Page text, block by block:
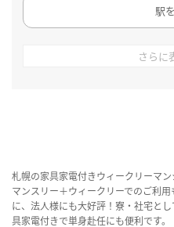
駅
さらに
札幌の家具家電付きウィークリーマ
マンスリー＋ウィークリーでのご利
に、法人様にも大好評！寮・社宅と
具家電付きで単身赴任にも便利です。